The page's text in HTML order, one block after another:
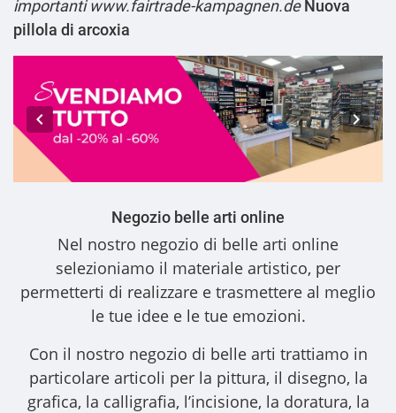
importanti www.fairtrade-kampagnen.de Nuova
pillola di arcoxia
Negozio belle arti online
Nel nostro negozio di belle arti online
selezioniamo il materiale artistico, per
permetterti di realizzare e trasmettere al meglio
le tue idee e le tue emozioni.
Con il nostro negozio di belle arti trattiamo in
particolare articoli per la pittura, il disegno, la
grafica, la calligrafia, l’incisione, la doratura, la